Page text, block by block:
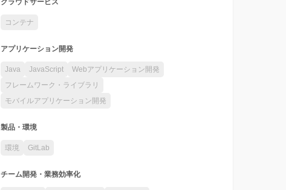
コンテナ
アプリケーション開発
Java JavaScript
Webアプリケーション開発
フレームワーク・ライブラリ
モバイルアプリケーション開発
製品・環境
環境 GitLab
チーム開発・業務効率化